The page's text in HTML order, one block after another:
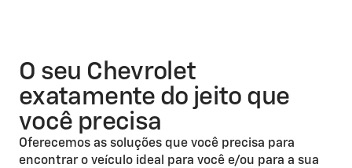
O seu Chevrolet
exatamente do jeito que
você precisa
Oferecemos as soluções que você precisa para
encontrar o veículo ideal para você e/ou para a sua